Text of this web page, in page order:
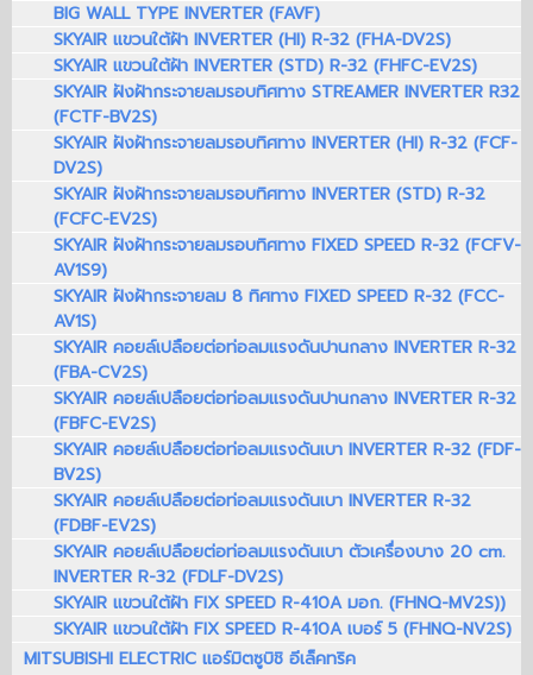
BIG WALL TYPE INVERTER (FAVF)
SKYAIR แขวนใต้ฝ้า INVERTER (HI) R-32 (FHA-DV2S)
SKYAIR แขวนใต้ฝ้า INVERTER (STD) R-32 (FHFC-EV2S)
SKYAIR ฝังฝ้ากระจายลมรอบทิศทาง STREAMER INVERTER R32
(FCTF-BV2S)
SKYAIR ฝังฝ้ากระจายลมรอบทิศทาง INVERTER (HI) R-32 (FCF-
DV2S)
SKYAIR ฝังฝ้ากระจายลมรอบทิศทาง INVERTER (STD) R-32
(FCFC-EV2S)
SKYAIR ฝังฝ้ากระจายลมรอบทิศทาง FIXED SPEED R-32 (FCFV-
AV1S9)
SKYAIR ฝังฝ้ากระจายลม 8 ทิศทาง FIXED SPEED R-32 (FCC-
AV1S)
SKYAIR คอยล์เปลือยต่อท่อลมแรงดันปานกลาง INVERTER R-32
(FBA-CV2S)
SKYAIR คอยล์เปลือยต่อท่อลมแรงดันปานกลาง INVERTER R-32
(FBFC-EV2S)
SKYAIR คอยล์เปลือยต่อท่อลมแรงดันเบา INVERTER R-32 (FDF-
BV2S)
SKYAIR คอยล์เปลือยต่อท่อลมแรงดันเบา INVERTER R-32
(FDBF-EV2S)
SKYAIR คอยล์เปลือยต่อท่อลมแรงดันเบา ตัวเครื่องบาง 20 cm.
INVERTER R-32 (FDLF-DV2S)
SKYAIR แขวนใต้ฝ้า FIX SPEED R-410A มอก. (FHNQ-MV2S))
SKYAIR แขวนใต้ฝ้า FIX SPEED R-410A เบอร์ 5 (FHNQ-NV2S)
MITSUBISHI ELECTRIC แอร์มิตซูบิชิ อีเล็คทริค